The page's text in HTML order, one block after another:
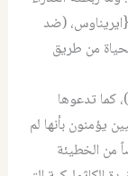
{ايريناوس، (ضد
والحياة من طريق
كما تدعوها
يؤمنون بأنها لم
من الخطيئة